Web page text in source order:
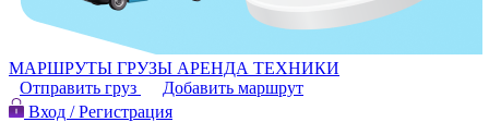
МАРШРУТЫ ГРУЗЫ АРЕНДА ТЕХНИКИ
Отправить груз
Добавить маршрут
Вход / Регистрация